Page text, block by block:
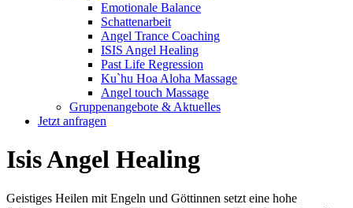
Emotionale Balance
Schattenarbeit
Angel Trance Coaching
ISIS Angel Healing
Past Life Regression
Ku`hu Hoa Aloha Massage
Angel touch Massage
Gruppenangebote & Aktuelles
Jetzt anfragen
Isis Angel Healing
Geistiges Heilen mit Engeln und Göttinnen setzt eine hohe